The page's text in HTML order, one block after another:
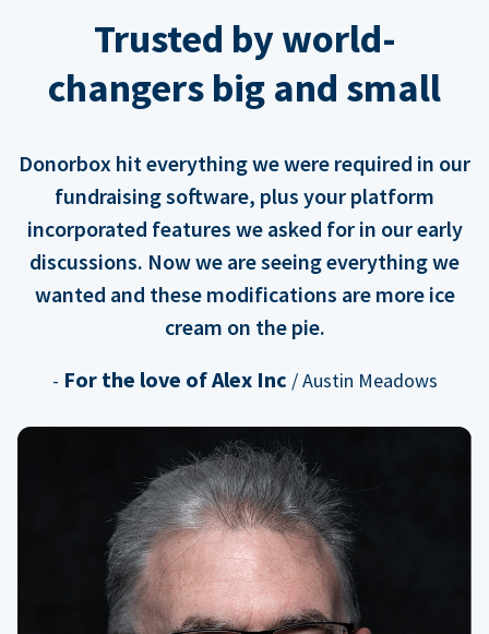
Trusted by world-
changers big and small
Donorbox hit everything we were required in our
fundraising software, plus your platform
incorporated features we asked for in our early
discussions. Now we are seeing everything we
wanted and these modifications are more ice
cream on the pie.
- For the love of Alex Inc / Austin Meadows